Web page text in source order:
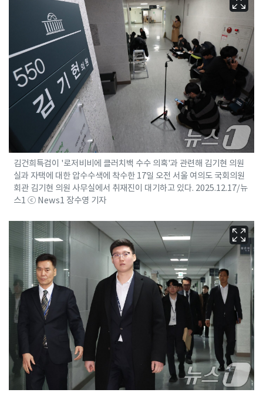
김건희특검이 '로저비비에 클러치백 수수 의혹'과 관련해 김기현 의원
실과 자택에 대한 압수수색에 착수한 17일 오전 서울 여의도 국회의원
회관 김기현 의원 사무실에서 취재진이 대기하고 있다. 2025.12.17/뉴
스1 ⓒ News1 장수영 기자